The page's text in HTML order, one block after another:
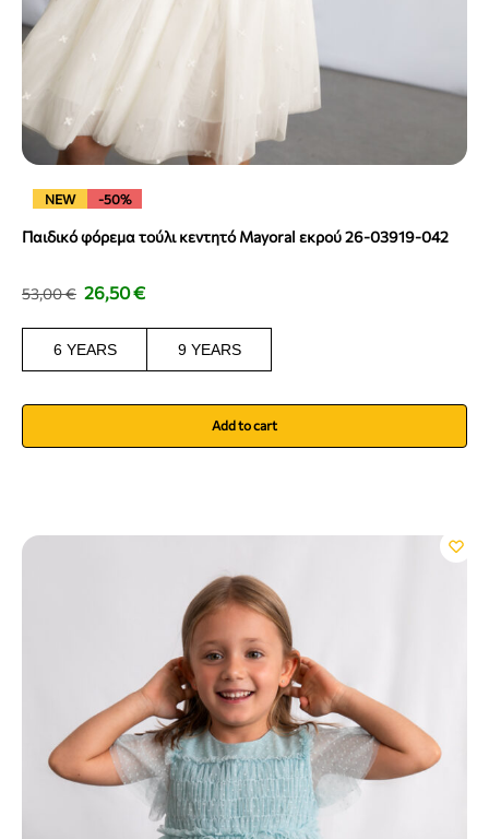
NEW -50%
Παιδικό φόρεμα τούλι κεντητό Mayoral εκρού 26-03919-042
53,00€ 26,50€
6 YEARS 9 YEARS
Add to cart